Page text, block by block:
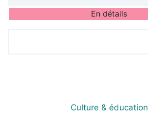
En détails
Culture & éducation